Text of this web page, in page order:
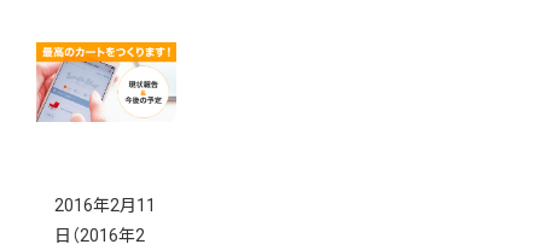
2016年2月11
日 （2016年2